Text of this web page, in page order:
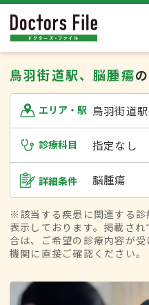
鳥羽街道駅、脳腫瘍
エリア・駅 鳥羽街道駅
診療科目 指定なし
詳細条件 脳腫瘍
※該当する疾患に関連する
表示しております。掲載さ
合は、ご希望の診療内容が
機関に直接ご確認ください。